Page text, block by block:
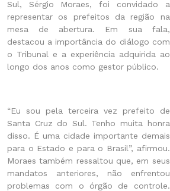
Sul, Sérgio Moraes, foi convidado a
representar os prefeitos da região na
mesa de abertura. Em sua fala,
destacou a importância do diálogo com
o Tribunal e a experiência adquirida ao
longo dos anos como gestor público.
“Eu sou pela terceira vez prefeito de
Santa Cruz do Sul. Tenho muita honra
disso. É uma cidade importante demais
para o Estado e para o Brasil”, afirmou.
Moraes também ressaltou que, em seus
mandatos anteriores, não enfrentou
problemas com o órgão de controle.